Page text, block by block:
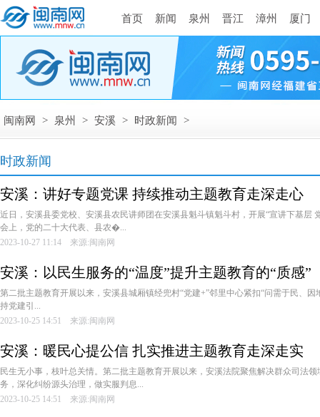
首页 新闻 泉州 晋江 漳州 厦门
闽南网 > 泉州 > 安溪 > 时政新闻 >
时政新闻
安溪：讲好专题党课 持续推动主题教育走深走心
近日，安溪县委党校、安溪县农民讲师团在安溪县魁斗镇魁斗村，开展“宣讲下基层
会上，党的二十大代表、县农�...
2023-10-27 11:14 来源:闽南网
安溪：以民生服务的“温度”提升主题教育的“质感”
第二批主题教育开展以来，安溪县城厢镇经兜村“党建+”邻里中心紧扣“问需于民、因
持党建引...
2023-10-25 14:51 来源:闽南网
安溪：暖民心提公信 扎实推进主题教育走深走实
民生无小事，枝叶总关情。第二批主题教育开展以来，安溪法院聚焦解决群众司法
务，深化纠纷源头治理，做实服判息...
2023-10-25 14:51 来源:闽南网